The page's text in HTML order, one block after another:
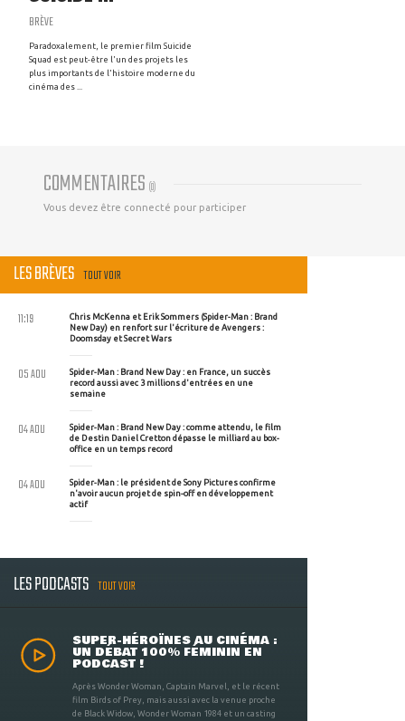
BRÈVE
Paradoxalement, le premier film Suicide
Squad est peut-être l'un des projets les
plus importants de l'histoire moderne du
cinéma des ...
COMMENTAIRES (0)
Vous devez être connecté pour participer
LES BRÈVES TOUT VOIR
Chris McKenna et Erik Sommers (Spider-Man : Brand
New Day) en renfort sur l'écriture de Avengers :
Doomsday et Secret Wars
11:19
Spider-Man : Brand New Day : en France, un succès
record aussi avec 3 millions d'entrées en une
semaine
05 AOU
Spider-Man : Brand New Day : comme attendu, le film
de Destin Daniel Cretton dépasse le milliard au box-
office en un temps record
04 AOU
Spider-Man : le président de Sony Pictures confirme
n'avoir aucun projet de spin-off en développement
actif
04 AOU
LES PODCASTS TOUT VOIR
SUPER-HÉROÏNES AU CINÉMA :
UN DÉBAT 100% FÉMININ EN
PODCAST !
Après Wonder Woman, Captain Marvel, et le récent
film Birds of Prey, mais aussi avec la venue proche
de Black Widow, Wonder Woman 1984 et un casting